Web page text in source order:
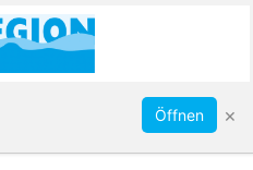
Abonnieren
Öffnen ×